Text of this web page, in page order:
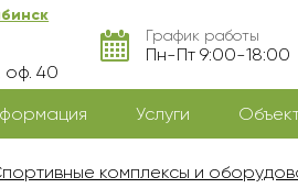
оф. 40
График работы
Пн-Пт 9:00-18:00
Услуги
комплексы и